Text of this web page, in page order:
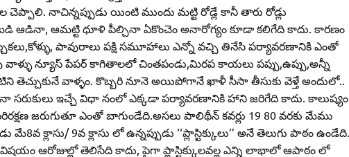
నాచిన్నప్పుడు యింటి ముందు మట్టి రోడ్లే కానీ తారు రోడ్లు
ఆడినా, ఆమట్టి ధూళి పీల్చినా ఏకొంచెం అనారోగ్యం కూడా కలిగేది కాదు. కారణం
పావురాలు పక్షి సమూహాలు ఎన్నో వచ్చి తినేసి పర్యావరణానికి ఎంతో
వాళ్ళు న్యూస్‌ పేపర్‌ కాగితాలలో చింతపండు,మిరప కాయలు పప్పు,ఉప్పు,అన్నీ
తెచ్చుకునే వాళ్ళం. కొబ్బరి నూనె అయిపోగానే ఖాళీ సీసా తీసుకు వెళ్తే అందులో..
సరుకులు ఇచ్చే విధా నంలో ఎక్కడా పర్యావరణానికి హాని జరిగేది కాదు. కాలుష్యం
జరుగుతూ ఎంతో బాగుండేది.అసలు పాలిథీన్‌ కవర్లు 19 80 వరకు మేము
క్లాసు/ 9వ క్లాసు లో ఉన్నప్పుడు ‘‘ప్లాస్టిక్కులు’’ అనే తెలుగు పాఠం ఉండేది.
ఆరోజుల్లో తెలిసేది కాదు, పైగా ప్లాస్టిక్కులవల్ల ఎన్ని లాభాలో ఆపాఠం లో